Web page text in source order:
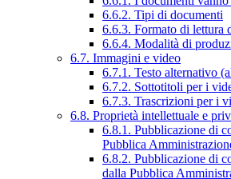
6.6.2. Tipi di documenti
6.6.3. Formato di lettura
6.6.4. Modalità di
6.7. Immagini e video
6.7.1. Testo alternativo
6.7.2. Sottotitoli per i
6.7.3. Trascrizioni per i
6.8. Proprietà intellettuale e
6.8.1. Pubblicazione di
Pubblica
6.8.2. Pubblicazione di
dalla Pubblica